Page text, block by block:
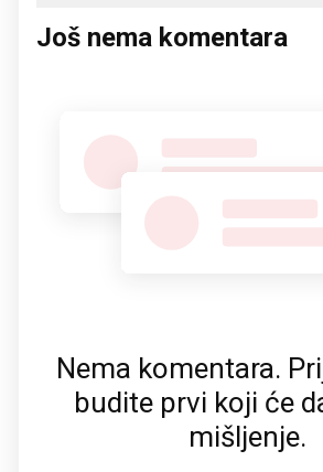
Još nema komentara
Nema komentara.
budite prvi koji će
mišljenje.